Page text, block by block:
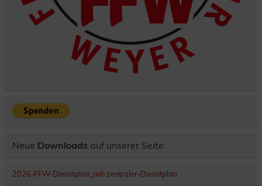
Neue Downloads auf unserer Seite:
2026-FFW-Dienstplan_mit-zentraler-Dienstplan